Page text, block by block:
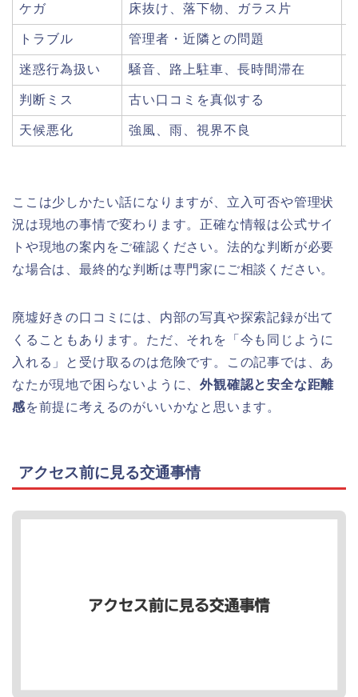
ケガ 床抜け、落下物、ガラス片
トラブル 管理者・近隣との問題
迷惑行為扱い 騒音、路上駐車、長時間滞在
判断ミス 古い口コミを真似する
天候悪化 強風、雨、視界不良
ここは少しかたい話になりますが、立入可否や管理状
況は現地の事情で変わります。正確な情報は公式サイ
トや現地の案内をご確認ください。法的な判断が必要
な場合は、最終的な判断は専門家にご相談ください。
廃墟好きの口コミには、内部の写真や探索記録が出て
くることもあります。ただ、それを「今も同じように
入れる」と受け取るのは危険です。この記事では、あ
なたが現地で困らないように、外観確認と安全な距離
感を前提に考えるのがいいかなと思います。
アクセス前に見る交通事情